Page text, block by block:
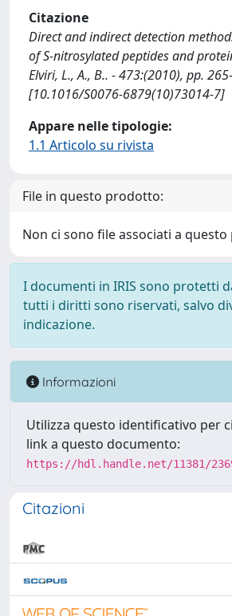
Citazione
Direct and indirect detection
of S-nitrosylated peptides and
Elviri, L., A., B.. - 473:(2010), pp.
[10.1016/S0076-6879(10)73014-7]
Appare nelle tipologie:
1.1 Articolo su rivista
File in questo prodotto:
Non ci sono file associati a
I documenti in IRIS sono protetti
tutti i diritti sono riservati, salvo
indicazione.
Informazioni
Utilizza questo identificativo per
link a questo documento:
https://hdl.handle.net/11381/
Citazioni